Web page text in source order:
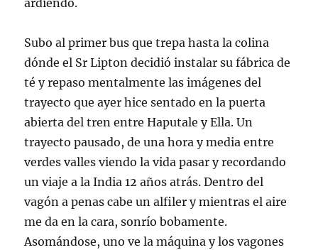
ardiendo.
Subo al primer bus que trepa hasta la colina
dónde el Sr Lipton decidió instalar su fábrica de
té y repaso mentalmente las imágenes del
trayecto que ayer hice sentado en la puerta
abierta del tren entre Haputale y Ella. Un
trayecto pausado, de una hora y media entre
verdes valles viendo la vida pasar y recordando
un viaje a la India 12 años atrás. Dentro del
vagón a penas cabe un alfiler y mientras el aire
me da en la cara, sonrío bobamente.
Asomándose, uno ve la máquina y los vagones